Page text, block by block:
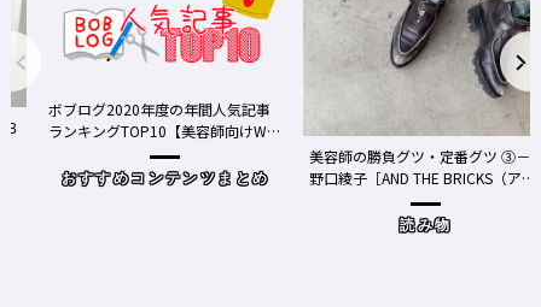
ボブログ2020年度の年間人気記事
ランキングTOP10【美容師向けWe
おすすめコンテンツまとめ
美容師の勝負グツ・定番グツ ③－
野口綾子［AND THE BRICKS（アン
ドザブリックス）／神奈川県鎌倉
読み物